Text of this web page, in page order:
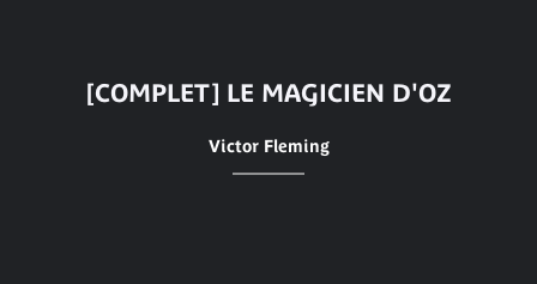
[COMPLET] LE MAGICIEN D'OZ
Victor Fleming